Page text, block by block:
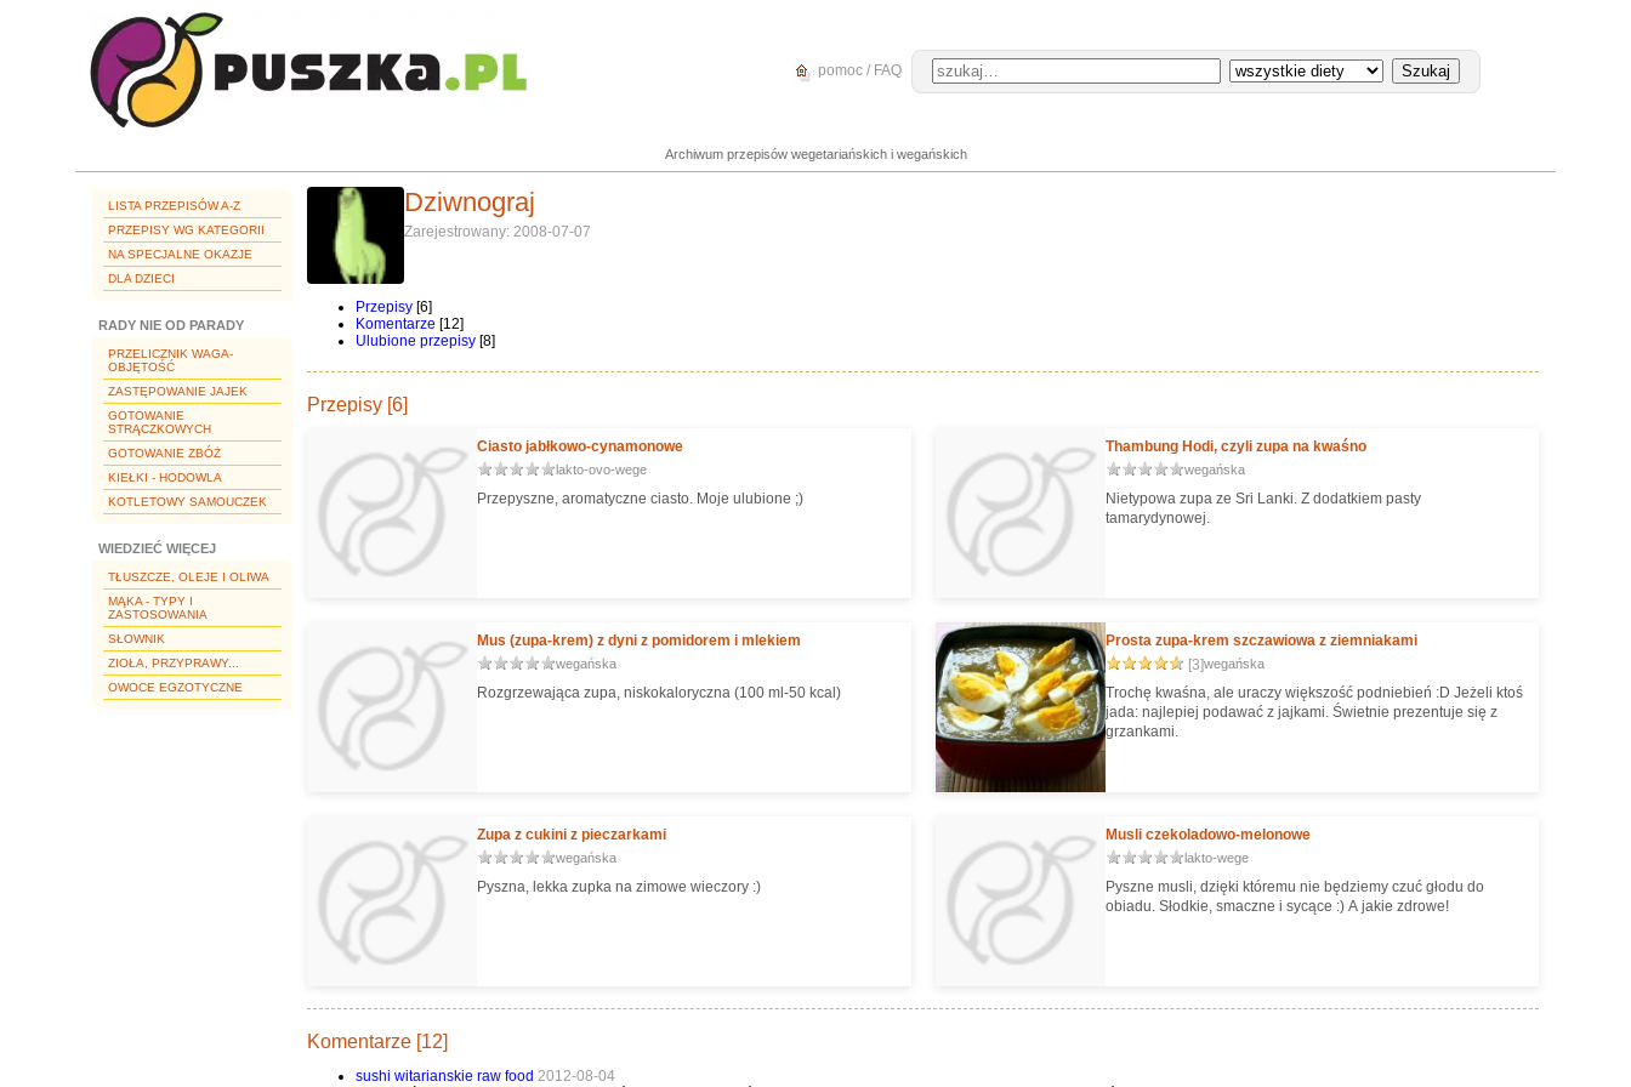
pomoc / FAQ
Archiwum przepisów wegetariańskich i wegańskich
LISTA PRZEPISÓW A-Z
PRZEPISY WG KATEGORII
NA SPECJALNE OKAZJE
DLA DZIECI
RADY NIE OD PARADY
PRZELICZNIK WAGA-
OBJĘTOŚĆ
ZASTĘPOWANIE JAJEK
GOTOWANIE
STRĄCZKOWYCH
GOTOWANIE ZBÓŻ
KIEŁKI - HODOWLA
KOTLETOWY SAMOUCZEK
WIEDZIEĆ WIĘCEJ
TŁUSZCZE, OLEJE I OLIWA
MĄKA - TYPY I
ZASTOSOWANIA
SŁOWNIK
ZIOŁA, PRZYPRAWY...
OWOCE EGZOTYCZNE
Dziwnograj
Zarejestrowany: 2008-07-07
Przepisy [6]
Komentarze [12]
Ulubione przepisy [8]
Przepisy [6]
Ciasto jabłkowo-cynamonowe
lakto-ovo-wege
Przepyszne, aromatyczne ciasto. Moje ulubione ;)
Thambung Hodi, czyli zupa na kwaśno
wegańska
Nietypowa zupa ze Sri Lanki. Z dodatkiem pasty
tamarydynowej.
Mus (zupa-krem) z dyni z pomidorem i mlekiem
wegańska
Rozgrzewająca zupa, niskokaloryczna (100 ml-50 kcal)
Prosta zupa-krem szczawiowa z ziemniakami
[3]wegańska
Trochę kwaśna, ale uraczy większość podniebień :D Jeżeli ktoś
jada: najlepiej podawać z jajkami. Świetnie prezentuje się z
grzankami.
Zupa z cukini z pieczarkami
wegańska
Pyszna, lekka zupka na zimowe wieczory :)
Musli czekoladowo-melonowe
lakto-wege
Pyszne musli, dzięki któremu nie będziemy czuć głodu do
obiadu. Słodkie, smaczne i sycące :) A jakie zdrowe!
Komentarze [12]
sushi witarianskie raw food 2012-08-04